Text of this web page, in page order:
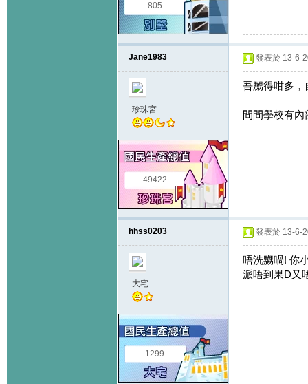
805
Jane1983
珍珠宮
49422
發表於 13-6-
吾嬲得咁多，
間間學校有
hhss0203
大宅
1299
發表於 13-6-
唔洗嬲喎! 你
派唔到果D又